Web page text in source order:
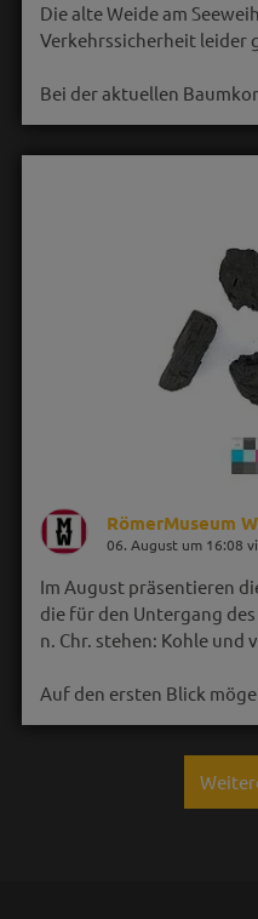
Die alte Weide am
Verkehrssicherheit leider
Bei der aktuellen
RömerMuseum
06. August um 16:08
Im August präsentieren
die für den Untergang
n. Chr. stehen: Kohle und
Auf den ersten Blick